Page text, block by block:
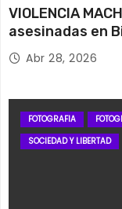
VIOLENCIA
asesinadas en
Abr 28, 2026
FOTOGRAFIA
SOCIEDAD Y LIBERTAD